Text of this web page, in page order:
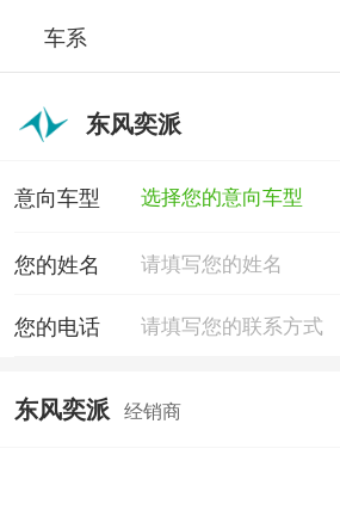
车系
东风奕派
意向车型 选择您的意向车型
您的姓名
您的电话
东风奕派 经销商